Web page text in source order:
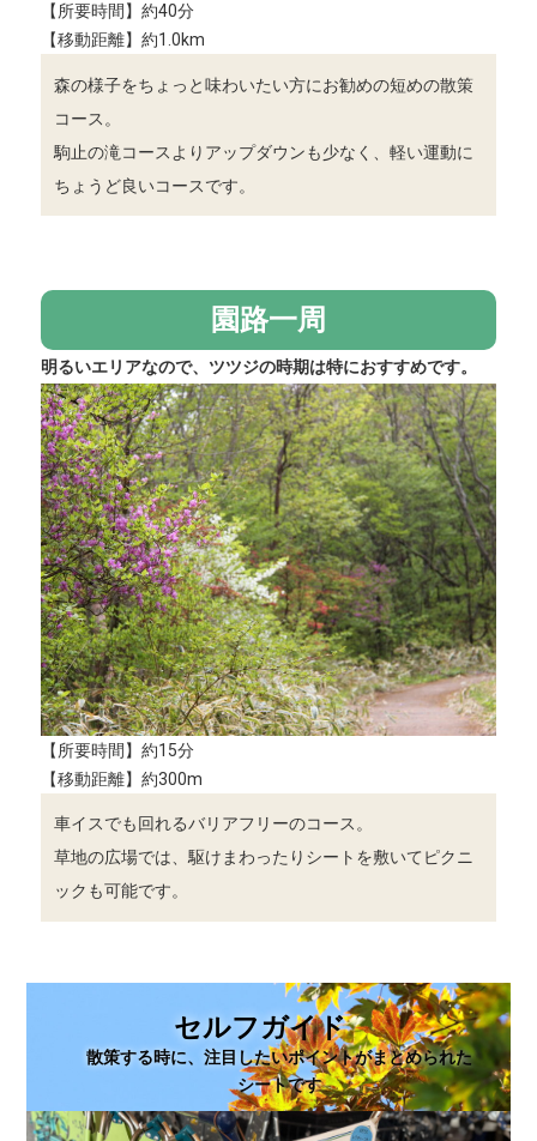
【所要時間】約40分
【移動距離】約1.0km
森の様子をちょっと味わいたい方にお勧めの短めの散策
コース。
駒止の滝コースよりアップダウンも少なく、軽い運動に
ちょうど良いコースです。
園路一周
明るいエリアなので、ツツジの時期は特におすすめです。
【所要時間】約15分
【移動距離】約300m
車イスでも回れるバリアフリーのコース。
草地の広場では、駆けまわったりシートを敷いてピクニ
ックも可能です。
セルフガイド
散策する時に、注目したいポイントがまとめられた
シートです